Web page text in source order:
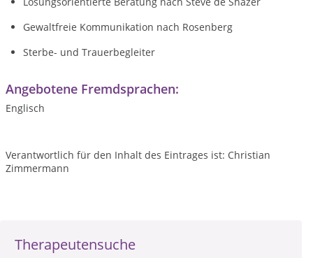
Therapeutensuche
Gewaltfreie Kommunikation nach Rosenberg
Sterbe- und Trauerbegleiter
Angebotene Fremdsprachen:
Englisch
Verantwortlich für den Inhalt des Eintrages ist: Christian
Zimmermann